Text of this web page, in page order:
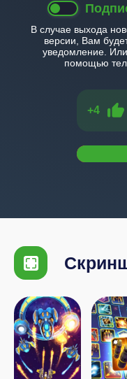
В случае выхода
версии, Вам
уведомление.
помощью
+4